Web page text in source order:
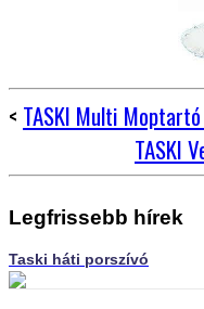
< TASKI Multi
TASKI
Legfrissebb hírek
Taski háti porszívó